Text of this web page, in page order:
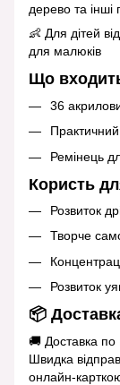
дерево та інші
👶 Для дітей
для малюків
Що
36
Ремінець
Користь
Розвиток
Творче
Розвиток
📦
🚚 Доставка
Швидка